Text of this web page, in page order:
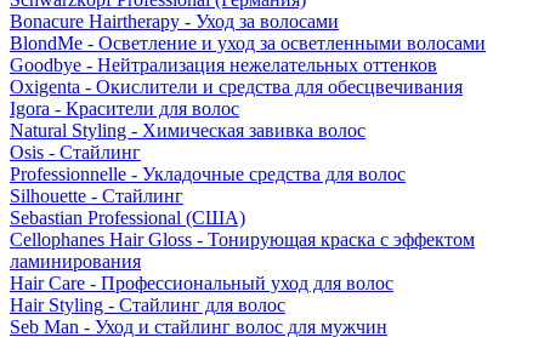
Bonacure Hairtherapy - Уход за волосами
BlondMe - Осветление и уход за осветленными волосами
Goodbye - Нейтрализация нежелательных оттенков
Oxigenta - Окислители и средства для обесцвечивания
Igora - Красители для волос
Natural Styling - Химическая завивка волос
Osis - Стайлинг
Professionnelle - Укладочные средства для волос
Silhouette - Стайлинг
Sebastian Professional (США)
Cellophanes Hair Gloss - Тонирующая краска с эффектом
ламинирования
Hair Care - Профессиональный уход для волос
Hair Styling - Стайлинг для волос
Seb Man - Уход и стайлинг волос для мужчин